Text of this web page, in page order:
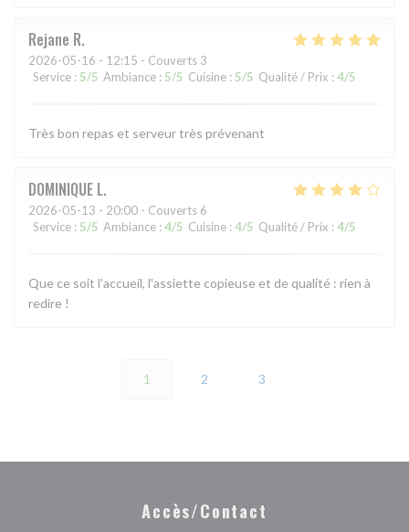
Rejane R
2026-05-16 - 12:15 - Couverts 3
Service : 5/5 Ambiance : 5/5 Cuisine : 5/5 Qualité / Prix : 4/5
Très bon repas et serveur très prévenant
DOMINIQUE L
2026-05-13 - 20:00 - Couverts 6
Service : 5/5 Ambiance : 4/5 Cuisine : 4/5 Qualité / Prix : 4/5
Que ce soit l'accueil, l'assiette copieuse et de qualité : rien à
redire !
1 2 3
Accès/Contact